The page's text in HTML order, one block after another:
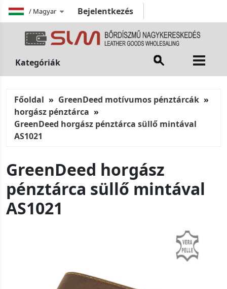
/ Magyar Bejelentkezés
Kategóriák
Főoldal
GreenDeed motívumos pénztárcák
horgász pénztárca
GreenDeed horgász pénztárca süllő mintával
AS1021
GreenDeed horgász
pénztárca süllő mintával
AS1021